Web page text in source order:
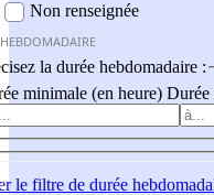
Non renseignée
la durée hebdomadaire :
minimale (en heure) Durée
le filtre de durée